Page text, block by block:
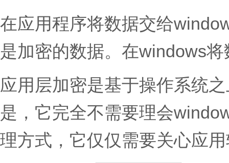
在应用程序将数据交给
是加密的数据。在windows
应用层加密是基于操作系统
是，它完全不需要理会
理方式，它仅仅需要关心应